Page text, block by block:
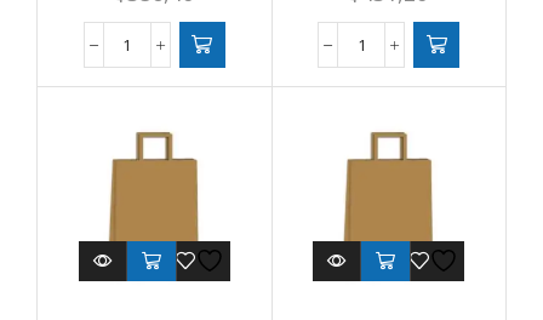
BOLSA
BOLSA